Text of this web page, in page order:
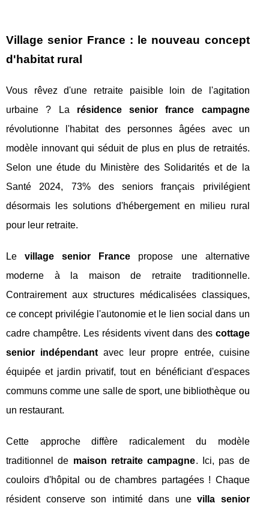
Village senior France : le nouveau concept
d'habitat rural
Vous rêvez d'une retraite paisible loin de l'agitation
urbaine ? La résidence senior france campagne
révolutionne l'habitat des personnes âgées avec un
modèle innovant qui séduit de plus en plus de retraités.
Selon une étude du Ministère des Solidarités et de la
Santé 2024, 73% des seniors français privilégient
désormais les solutions d'hébergement en milieu rural
pour leur retraite.
Levillage senior France propose une alternative
moderne à la maison de retraite traditionnelle.
Contrairement aux structures médicalisées classiques,
ce concept privilégie l'autonomie et le lien social dans un
cadre champêtre. Les résidents vivent dans des cottage
senior indépendant avec leur propre entrée, cuisine
équipée et jardin privatif, tout en bénéficiant d'espaces
communs comme une salle de sport, une bibliothèque ou
un restaurant.
Cette approche diffère radicalement du modèle
traditionnel de maison retraite campagne. Ici, pas de
couloirs d'hôpital ou de chambres partagées ! Chaque
résident conserve son intimité dans unevilla senior